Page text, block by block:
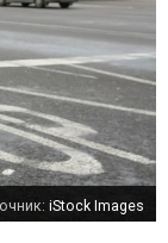
iStock Images